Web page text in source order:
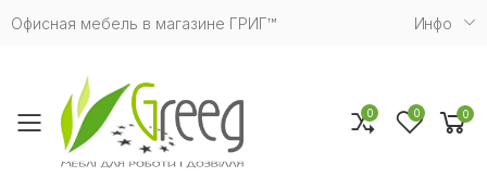
Офисная мебель в магазине ГРИГ™ Инфо
Toggle mobile menu
0 0 0